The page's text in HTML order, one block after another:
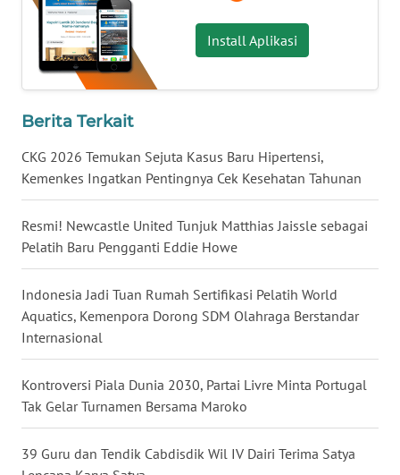
Install Aplikasi
Berita Terkait
CKG 2026 Temukan Sejuta Kasus Baru Hipertensi,
Kemenkes Ingatkan Pentingnya Cek Kesehatan Tahunan
Resmi! Newcastle United Tunjuk Matthias Jaissle sebagai
Pelatih Baru Pengganti Eddie Howe
Indonesia Jadi Tuan Rumah Sertifikasi Pelatih World
Aquatics, Kemenpora Dorong SDM Olahraga Berstandar
Internasional
Kontroversi Piala Dunia 2030, Partai Livre Minta Portugal
Tak Gelar Turnamen Bersama Maroko
39 Guru dan Tendik Cabdisdik Wil IV Dairi Terima Satya
WN
KALTARA
KALSEL
WN
SULSEL
WN
GORONTALO
SULUT
MALUKU